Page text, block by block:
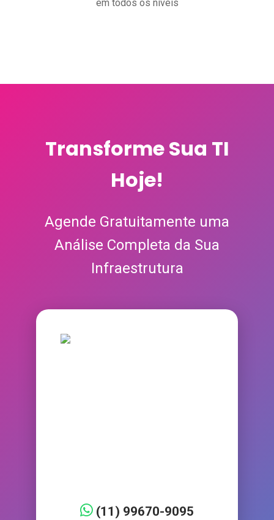
em todos os níveis
Transforme Sua TI
Hoje!
Agende Gratuitamente uma
Análise Completa da Sua
Infraestrutura
(11) 99670-9095